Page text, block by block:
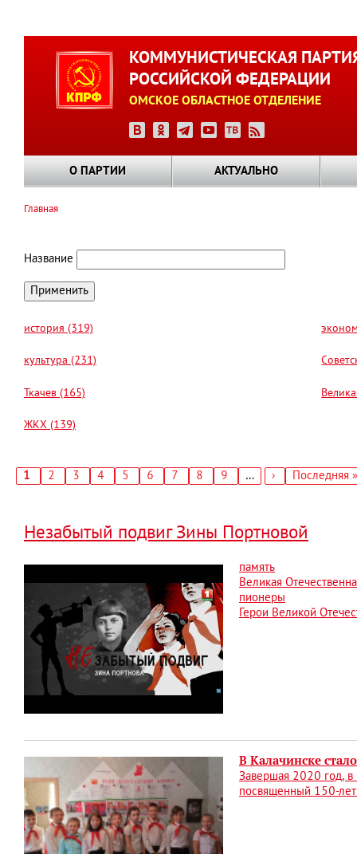
КОММУНИСТИЧЕСКАЯ
РОССИЙСКОЙ ФЕДЕРАЦИИ
ОМСКОЕ ОБЛАСТНОЕ ОТДЕЛЕНИЕ
О ПАРТИИ АКТУАЛЬНО
Главная
Название
история (319)
культура (231)
Ткачев (165)
ЖКХ (139)
Текущая
1 Страница
2 Страница
3 Страница
4 Страница
5 Страница
6 Страница
7 Страница
8 Страница
9 …
Следующая
›
Последняя
Последняя »
Незабытый подвиг Зины Портновой
память
Великая
пионеры
Герои Великой
В Калачинске
Завершая 2020 год, в
посвященный 150-